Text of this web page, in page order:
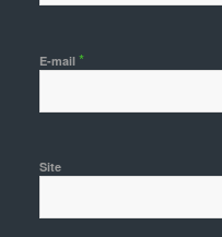
E-mail *
Site